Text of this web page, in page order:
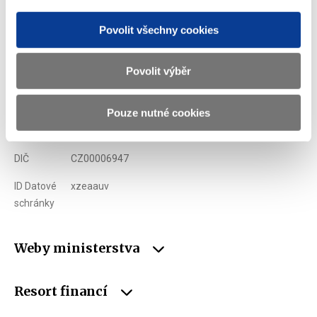
Povolit všechny cookies
Povolit výběr
Pouze nutné cookies
Adresa Letenská 15, 118 10 Praha
+420 257 041 111
IČO 00006947
DIČ CZ00006947
ID Datové
schránky
xzeaauv
Weby ministerstva
Resort financí